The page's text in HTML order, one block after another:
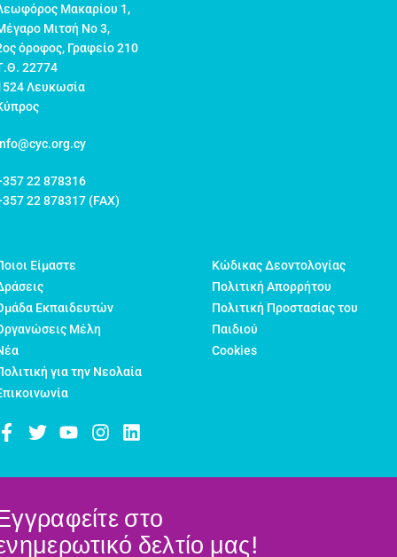
Μακαρίου 1,
Μιτσή Νο 3,
όροφος, Γραφείο 210
22774
Λευκωσία
22 878316
22 878317 (FAX)
Είμαστε
Εκπαιδευτών
Μέλη
για την Νεολαία
Κώδικας Δεοντολογίας
Πολιτική Απορρήτου
Πολιτική Προστασίας του
Παιδιού
Cookies
στο
δελτίο μας!